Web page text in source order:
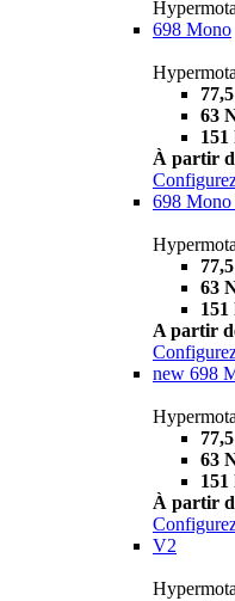
698 Mono
63
151
À partir
698
63
151
A partir
new 698
63
151
À partir
V2